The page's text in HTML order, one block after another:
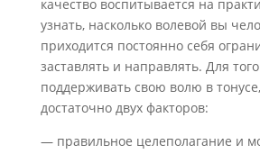
качество воспитывается на
узнать, насколько волевой вы
приходится постоянно себя
заставлять и направлять. Для
поддерживать свою волю в
достаточно двух факторов:
— правильное целеполагание и